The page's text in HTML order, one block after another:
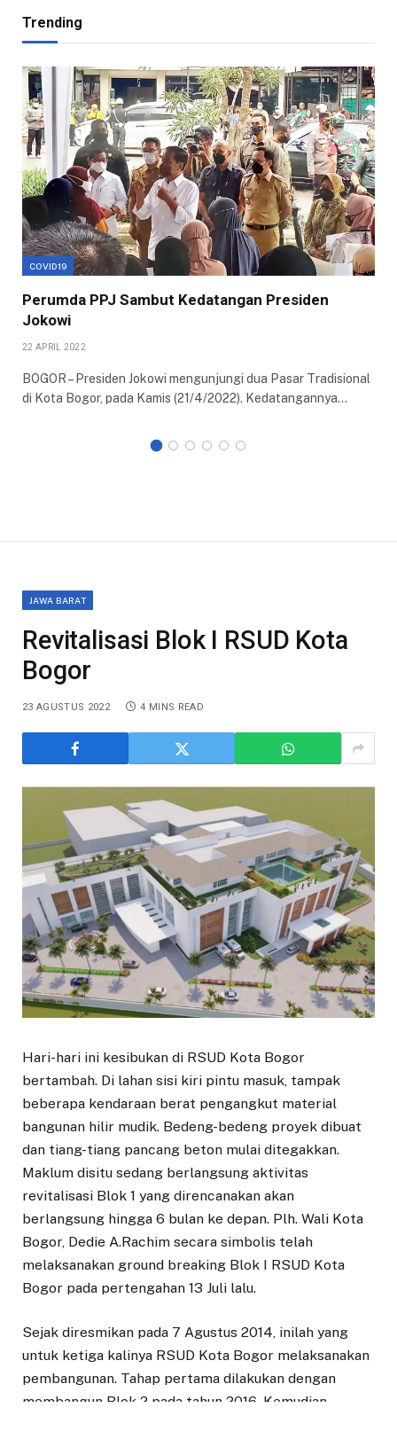
Trending
COVID19
Perumda PPJ Sambut Kedatangan Presiden
Jokowi
22 APRIL 2022
BOGOR – Presiden Jokowi mengunjungi dua Pasar Tradisional
di Kota Bogor, pada Kamis (21/4/2022). Kedatangannya…
JAWA BARAT
Revitalisasi Blok I RSUD Kota
Bogor
23 AGUSTUS 2022 4 MINS READ
Hari-hari ini kesibukan di RSUD Kota Bogor
bertambah. Di lahan sisi kiri pintu masuk, tampak
beberapa kendaraan berat pengangkut material
bangunan hilir mudik. Bedeng-bedeng proyek dibuat
dan tiang-tiang pancang beton mulai ditegakkan.
Maklum disitu sedang berlangsung aktivitas
revitalisasi Blok 1 yang direncanakan akan
berlangsung hingga 6 bulan ke depan. Plh. Wali Kota
Bogor, Dedie A.Rachim secara simbolis telah
melaksanakan ground breaking Blok I RSUD Kota
Bogor pada pertengahan 13 Juli lalu.
Sejak diresmikan pada 7 Agustus 2014, inilah yang
untuk ketiga kalinya RSUD Kota Bogor melaksanakan
pembangunan. Tahap pertama dilakukan dengan
membangun Blok 2 pada tahun 2016. Kemudian